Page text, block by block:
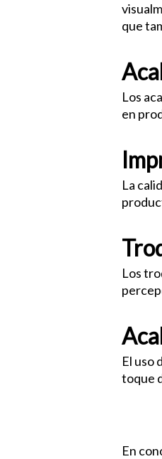
que
Los
en
La
Los
El uso
toque
En